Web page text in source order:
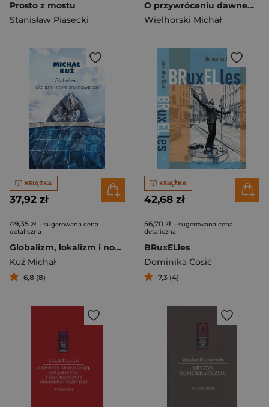
Prosto z mostu
Stanisław Piasecki
O przywróceniu dawnego rządu
Wielhorski Michał
KSIĄŻKA
37,92 zł
49,35 zł - sugerowana cena
detaliczna
Globalizm, lokalizm i nowe średniowiecze
Kuź Michał
6,8 (8)
KSIĄŻKA
42,68 zł
56,70 zł - sugerowana cena
detaliczna
BRuxELles
Dominika Ćosić
7,3 (4)